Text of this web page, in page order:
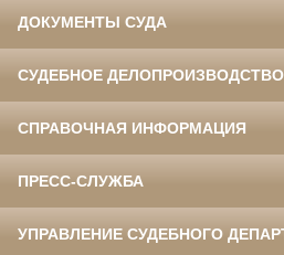
ДОКУМЕНТЫ СУДА
СУДЕБНОЕ ДЕЛОПРОИЗВОДСТВО
СПРАВОЧНАЯ ИНФОРМАЦИЯ
ПРЕСС-СЛУЖБА
УПРАВЛЕНИЕ СУДЕБНОГО